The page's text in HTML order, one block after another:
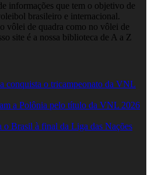
informações que tem o objetivo de
brasileiro e internacional.
vôlei de quadra como no vôlei de
site é a nossa biblioteca de A a Z
conquista o tricampeonato da VNL
a Polônia pelo título da VNL 2026
o Brasil à final da Liga das Nações